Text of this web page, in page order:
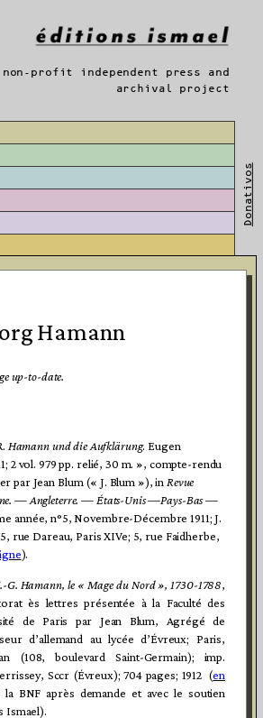
profit independent press and
archival project
Donativos
Hamann
up-to-date.
Hamann und die Aufklärung. Eugen
2 vol. 979 pp. relié, 30 m. », compte-rendu
par Jean Blum (« J. Blum »), inRevue
— Angleterre. — États-Unis —Pays-Bas —
année, n°5, Novembre-Décembre 1911; J.
rue Dareau, Paris XIVe; 5, rue Faidherbe,
).
G. Hamann, le « Mage du Nord », 1730-1788,
ès lettres présentée à la Faculté des
de Paris par Jean Blum, Agrégé de
d’allemand au lycée d’Évreux; Paris,
(108, boulevard Saint-Germain); imp.
Sccr (Évreux); 704 pages; 1912 (en
BNF après demande et avec le soutien
Ismael).